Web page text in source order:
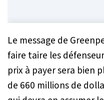
Le message de
faire taire les
prix à payer sera bien
de 660 millions de